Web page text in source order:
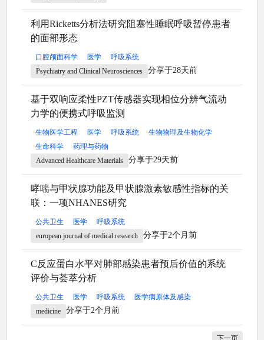
利用Ricketts分析法研究阻塞性睡眠呼吸暂停患者
的面部形态
口腔颅面科学 医学
呼吸系统
Psychiatry and Clinical Neurosciences
分享于28天前
基于双响应柔性PZT传感器实现相位分辨气流动
力学的便携式呼吸监测
生物医学工程 医学 呼吸系统
生物物理及生物化学
生命科学
药理与药物
Advanced Healthcare Materials
分享于29天前
哮喘与甲状腺功能及甲状腺激素敏感性指标的关
联：一项NHANES研究
公共卫生 医学
呼吸系统
european journal of medical research
分享于2个月前
C反应蛋白水平对肺部感染患者预后价值的系统
评价与荟萃分析
公共卫生 医学 呼吸系统
医学病原体及感染
medicine
分享于2个月前
下一页